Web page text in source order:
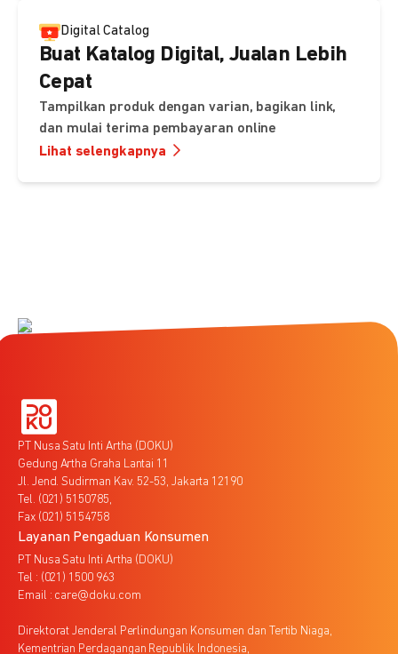
Digital Catalog
Buat Katalog Digital, Jualan Lebih
Cepat
Tampilkan produk dengan varian, bagikan link,
dan mulai terima pembayaran online
Lihat selengkapnya
PT Nusa Satu Inti Artha (DOKU)
Gedung Artha Graha Lantai 11
Jl. Jend. Sudirman Kav. 52-53, Jakarta 12190
Tel. (021) 5150785,
Fax (021) 5154758
Layanan Pengaduan Konsumen
PT Nusa Satu Inti Artha (DOKU)
Tel : (021) 1500 963
Email : care@doku.com
Direktorat Jenderal Perlindungan Konsumen dan Tertib Niaga,
Kementrian Perdagangan Republik Indonesia,